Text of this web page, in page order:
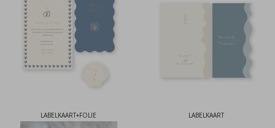
LABELKAART+FOLIE LABELKAART